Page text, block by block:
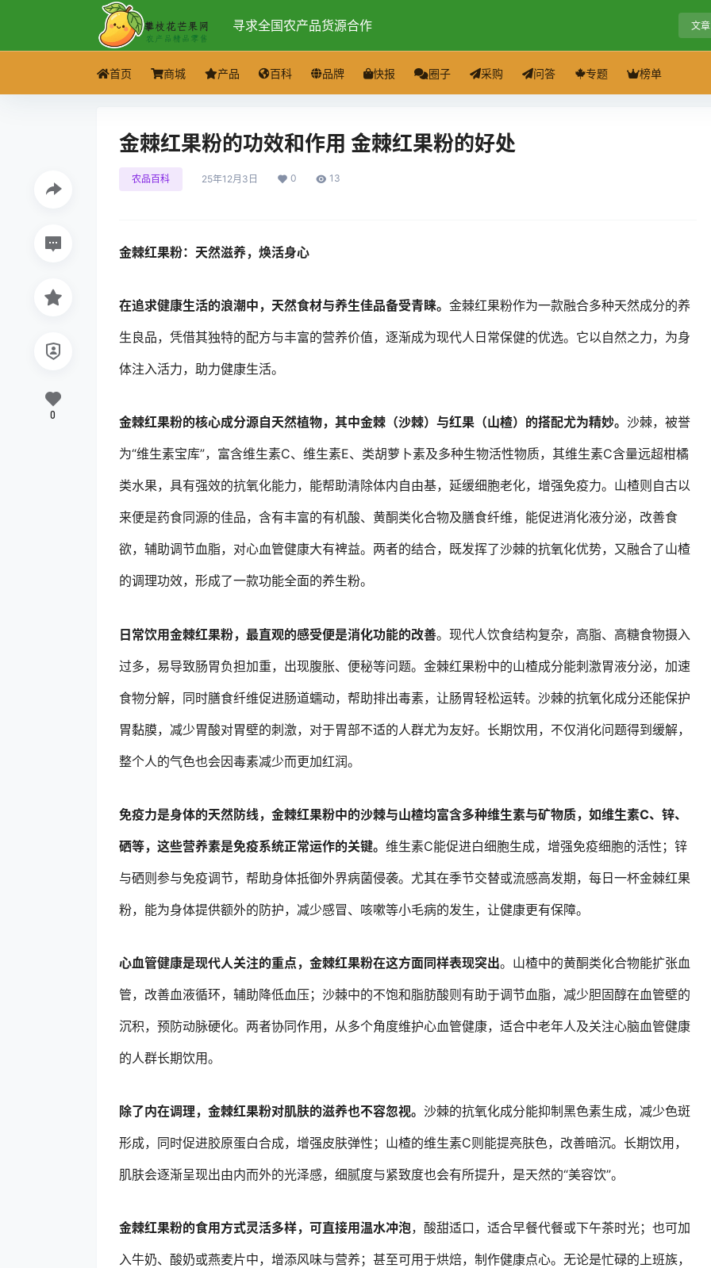
寻求全国农产品货源合作 文章
首页 商城 产品 百科 品牌 快报 圈子 采购 问答 专题 榜单
金棘红果粉的功效和作用 金棘红果粉的好处
农品百科 25年12月3日 0 13
金棘红果粉：天然滋养，焕活身心
在追求健康生活的浪潮中，天然食材与养生佳品备受青睐。 金棘红果粉作为一款融合多种天然成分的养
生良品，凭借其独特的配方与丰富的营养价值，逐渐成为现代人日常保健的优选。它以自然之力，为身
体注入活力，助力健康生活。
金棘红果粉的核心成分源自天然植物，其中金棘（沙棘）与红果（山楂）的搭配尤为精妙。 沙棘，被誉
为“维生素宝库”，富含维生素C、维生素E、类胡萝卜素及多种生物活性物质，其维生素C含量远超柑橘
类水果，具有强效的抗氧化能力，能帮助清除体内自由基，延缓细胞老化，增强免疫力。山楂则自古以
来便是药食同源的佳品，含有丰富的有机酸、黄酮类化合物及膳食纤维，能促进消化液分泌，改善食
欲，辅助调节血脂，对心血管健康大有裨益。两者的结合，既发挥了沙棘的抗氧化优势，又融合了山楂
的调理功效，形成了一款功能全面的养生粉。
日常饮用金棘红果粉，最直观的感受便是消化功能的改善。现代人饮食结构复杂，高脂、高糖食物摄入
过多，易导致肠胃负担加重，出现腹胀、便秘等问题。金棘红果粉中的山楂成分能刺激胃液分泌，加速
食物分解，同时膳食纤维促进肠道蠕动，帮助排出毒素，让肠胃轻松运转。沙棘的抗氧化成分还能保护
胃黏膜，减少胃酸对胃壁的刺激，对于胃部不适的人群尤为友好。长期饮用，不仅消化问题得到缓解，
整个人的气色也会因毒素减少而更加红润。
免疫力是身体的天然防线，金棘红果粉中的沙棘与山楂均富含多种维生素与矿物质，如维生素C、锌、
硒等，这些营养素是免疫系统正常运作的关键。 维生素C能促进白细胞生成，增强免疫细胞的活性；锌
与硒则参与免疫调节，帮助身体抵御外界病菌侵袭。尤其在季节交替或流感高发期，每日一杯金棘红果
粉，能为身体提供额外的防护，减少感冒、咳嗽等小毛病的发生，让健康更有保障。
心血管健康是现代人关注的重点，金棘红果粉在这方面同样表现突出。山楂中的黄酮类化合物能扩张血
管，改善血液循环，辅助降低血压；沙棘中的不饱和脂肪酸则有助于调节血脂，减少胆固醇在血管壁的
沉积，预防动脉硬化。两者协同作用，从多个角度维护心血管健康，适合中老年人及关注心脑血管健康
的人群长期饮用。
除了内在调理，金棘红果粉对肌肤的滋养也不容忽视。 沙棘的抗氧化成分能抑制黑色素生成，减少色斑
形成，同时促进胶原蛋白合成，增强皮肤弹性；山楂的维生素C则能提亮肤色，改善暗沉。长期饮用，
肌肤会逐渐呈现出由内而外的光泽感，细腻度与紧致度也会有所提升，是天然的“美容饮”。
金棘红果粉的食用方式灵活多样，可直接用温水冲泡，酸甜适口，适合早餐代餐或下午茶时光；也可加
入牛奶、酸奶或燕麦片中，增添风味与营养；甚至可用于烘焙，制作健康点心。无论是忙碌的上班族，
0